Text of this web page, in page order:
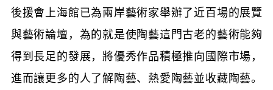
後援會上海館已為兩岸藝術家舉辦了近百場的展覽
與藝術論壇，為的就是使陶藝這門古老的藝術能夠
得到長足的發展，將優秀作品積極推向國際市場，
進而讓更多的人了解陶藝、熱愛陶藝並收藏陶藝。